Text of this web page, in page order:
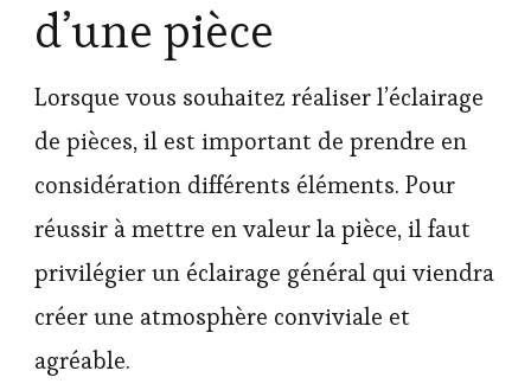
d’une pièce
Lorsque vous souhaitez réaliser l’éclairage
de pièces, il est important de prendre en
considération différents éléments. Pour
réussir à mettre en valeur la pièce, il faut
privilégier un éclairage général qui viendra
créer une atmosphère conviviale et
agréable.